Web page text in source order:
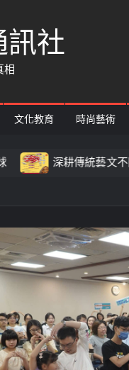
社
相
文化教育 時尚藝術
傳統藝文不間斷！「